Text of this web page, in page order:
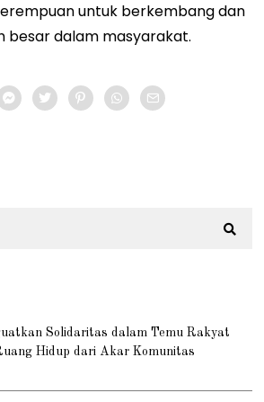
untuk berkembang dan
besar dalam masyarakat.
Solidaritas dalam Temu Rakyat
Hidup dari Akar Komunitas